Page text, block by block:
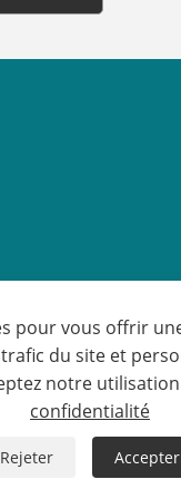
pour vous offrir
du site et
notre
confidentialité
Rejeter
Accepter